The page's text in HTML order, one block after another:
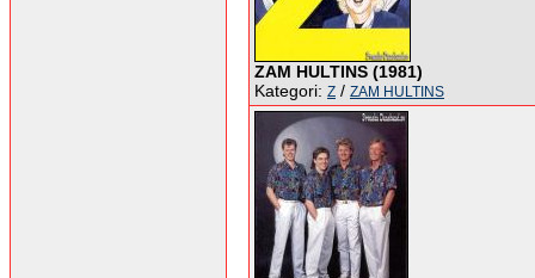
ZAM HULTINS (1981)
Kategori: Z / ZAM HULTINS